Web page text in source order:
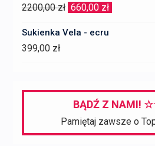
2200,00zł Pierwotna
660,00 zł
Sukienka Vela - ecru
399,00 zł
BĄDŹ Z
Pamiętaj zawsze o